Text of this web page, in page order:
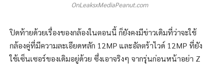
OnLeaksxMediaPeanut.com
ปิดท้ายด้วยเรื่องของกล้องในตอนนี้ ก็ยังคงมีข่าวเดิมที่ว่าจะใช้
กล้องคู่ที่มีความละเอียดหลัก 12MP และอัลตร้าไวด์ 12MP ที่ยัง
ใช้เซ็นเซอร์ของเดิมอยู่ด้วย ซึ่งเอาจริงๆ จากรุ่นก่อนหน้าอย่า Z